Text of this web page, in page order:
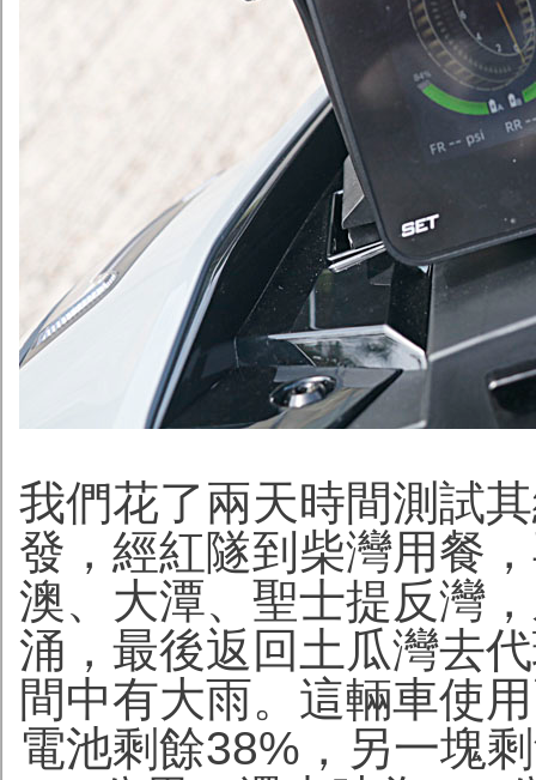
我們花了兩天時間測試
發，經紅隧到柴灣用餐
澳、大潭、聖士提反灣
涌，最後返回土瓜灣去
間中有大雨。這輛車使
電池剩餘38%，另一塊